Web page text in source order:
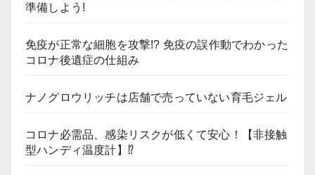
準備しよう!
免疫が正常な細胞を攻撃!? 免疫の誤作動でわかった
コロナ後遺症の仕組み
ナノグロウリッチは店舗で売っていない育毛ジェル
コロナ必需品、感染リスクが低くて安心！【非接触
型ハンディ温度計】⁉